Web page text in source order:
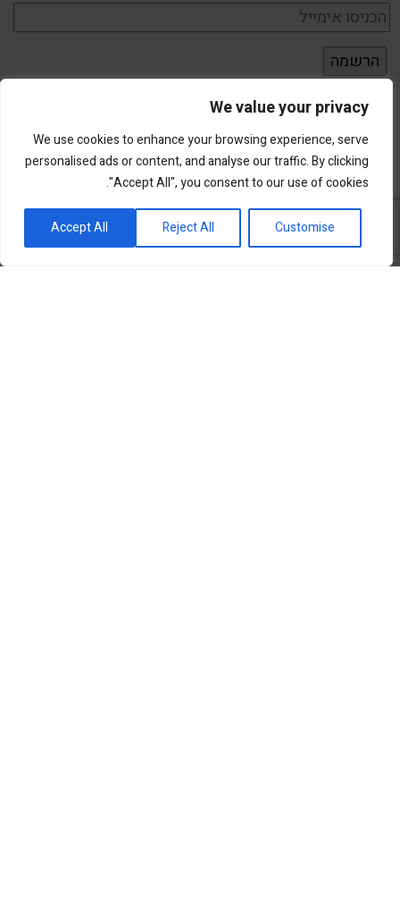
We value your privacy
We use cookies to enhance your browsing experience, serve
personalised ads or content, and analyse our traffic. By clicking
"Accept All", you consent to our use of cookies.
Customise
Reject All
Accept Allפורטל השקעות וחדשנות